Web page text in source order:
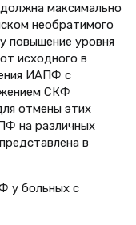
максимально
необратимого
повышение уровня
исходного в
ИАПФ с
СКФ
отмены этих
на различных
в
у больных с